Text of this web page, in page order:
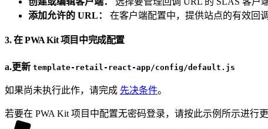
添加允许的 URL：
在客户端配置中，提供站点的有效回
3. 在 PWA Kit 项目中完成配置
a.更新 template-retail-react-app/config/default.js
如果尚未执行此作，请完成 先决条件。
若要在 PWA Kit 项目中配置无密码登录，请按此示例所示进行